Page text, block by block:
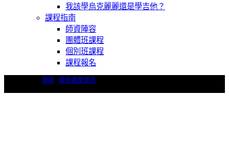
我該學烏克麗麗還是學吉他？
課程指南
師資陣容
團體班課程
個別班課程
課程報名
首頁 最新講座資訊